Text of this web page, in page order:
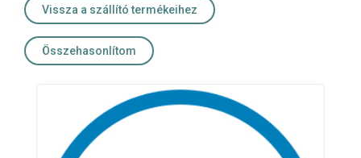
Vissza a szállító termékeihez
Összehasonlítom